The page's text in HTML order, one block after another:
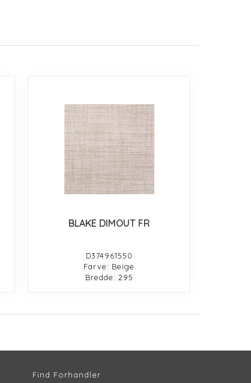
BLAKE DIMOUT FR
D374961550
Farve: Beige
Bredde: 295
Find Forhandler